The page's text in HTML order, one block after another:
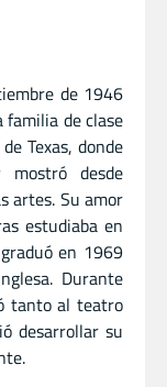
de 1946
familia de clase
Texas, donde
desde
artes. Su amor
estudiaba en
en 1969
Durante
tanto al teatro
desarrollar su